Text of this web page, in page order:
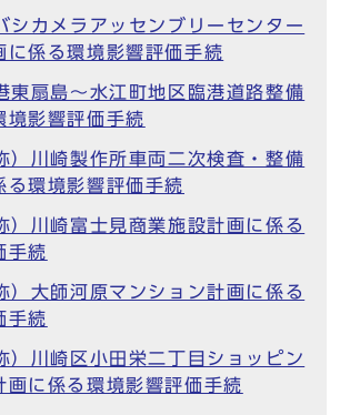
カメラアッセンブリーセンター
に係る環境影響評価手続
扇島～水江町地区臨港道路整備
境影響評価手続
川崎製作所車両二次検査・整備
る環境影響評価手続
川崎富士見商業施設計画に係る
手続
大師河原マンション計画に係る
手続
川崎区小田栄二丁目ショッピン
画に係る環境影響評価手続